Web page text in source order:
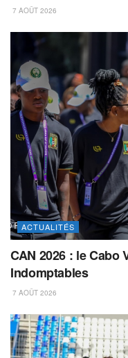
7 AOÛT 2026
ACTUALITÉS
CAN 2026 : le Cabo
Indomptables
7 AOÛT 2026